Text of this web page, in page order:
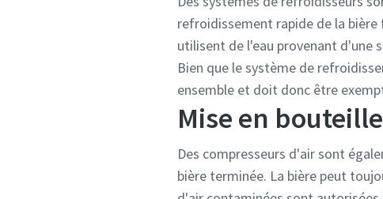
refroidissement rapide de la
utilisent de l'eau provenant d'une
Bien que le système de
ensemble et doit donc être
Mise en bouteille
Des compresseurs d'air sont
bière terminée. La bière peut